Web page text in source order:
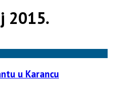
2015.
u Karancu